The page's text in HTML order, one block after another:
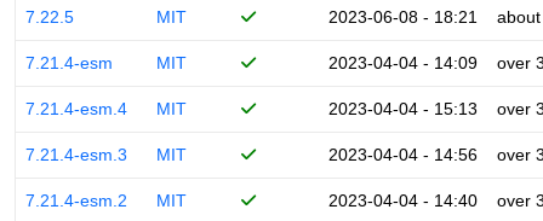
7.22.5 MIT 2023-06-08 - 18:21
7.21.4-esm MIT 2023-04-04 - 14:09 over
7.21.4-esm.4 MIT 2023-04-04 - 15:13 over
7.21.4-esm.3 MIT 2023-04-04 - 14:56 over
7.21.4-esm.2 MIT 2023-04-04 - 14:40 over